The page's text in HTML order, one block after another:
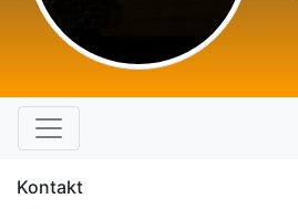
Kontakt